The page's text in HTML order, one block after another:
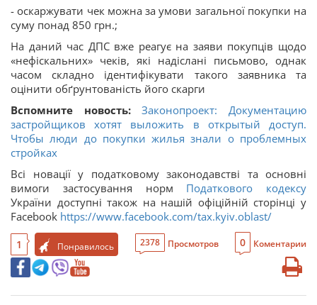
- оскаржувати чек можна за умови загальної покупки на
суму понад 850 грн.;
На даний час ДПС вже реагує на заяви покупців щодо
«нефіскальних» чеків, які надіслані письмово, однак
часом складно ідентифікувати такого заявника та
оцінити обґрунтованість його скарги
Вспомните новость:Законопроект: Документацию
застройщиков хотят выложить в открытый доступ.
Чтобы люди до покупки жилья знали о проблемных
стройках
Всі новації у податковому законодавстві та основні
вимоги застосування норм Податкового кодексу
України доступні також на нашій офіційній сторінці у
Facebook https://www.facebook.com/tax.kyiv.oblast/
1 Понравилось 2378 Просмотров 0 Коментарии